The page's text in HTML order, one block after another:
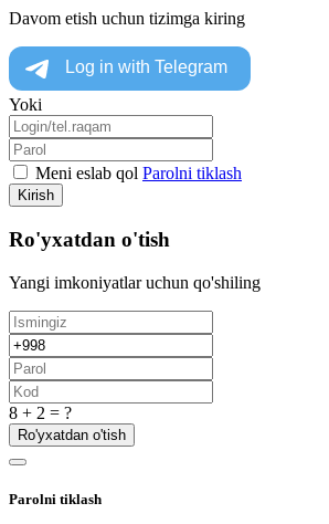
Davom etish uchun tizimga kiring
Yoki
Meni eslab qol Parolni tiklash
Kirish
Ro'yxatdan o'tish
Yangi imkoniyatlar uchun qo'shiling
8 + 2 = ?
Ro'yxatdan o'tish
Parolni tiklash